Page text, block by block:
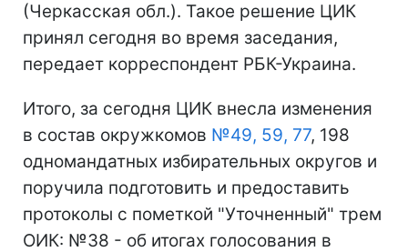
(Черкасская обл.). Такое решение ЦИК
принял сегодня во время заседания,
передает корреспондент РБК-Украина.
Итого, за сегодня ЦИК внесла изменения
в состав окружкомов №49, 59, 77, 198
одномандатных избирательных округов и
поручила подготовить и предоставить
протоколы с пометкой "Уточненный" трем
ОИК: №38 - об итогах голосования в